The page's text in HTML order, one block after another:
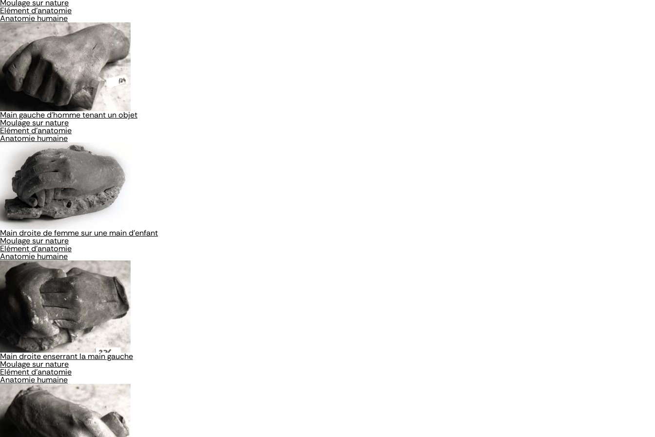
Moulage sur nature
Elément d'anatomie
Anatomie humaine
Main gauche d'homme tenant un objet
Moulage sur nature
Elément d'anatomie
Anatomie humaine
Main droite de femme sur une main d'enfant
Moulage sur nature
Elément d'anatomie
Anatomie humaine
Main droite enserrant la main gauche
Moulage sur nature
Elément d'anatomie
Anatomie humaine